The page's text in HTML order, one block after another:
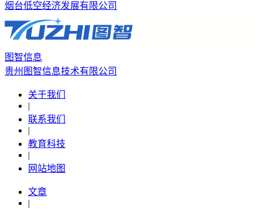
烟台低空经济发展有限公司
图智信息
贵州图智信息技术有限公司
关于我们
|
联系我们
|
教育科技
|
网站地图
文章
|